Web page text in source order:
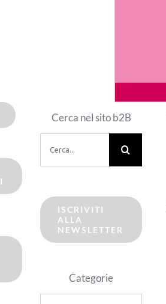
Cerca nel sito b2B
per:
ISCRIVITI
ALLA
NEWSLETTER
Categorie